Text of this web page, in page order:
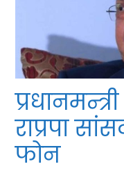
राप्रपा
फोन